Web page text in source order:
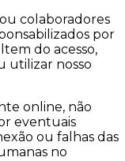
colaboradores
por
do acesso,
utilizar nosso
online, não
eventuais
ou falhas das
no